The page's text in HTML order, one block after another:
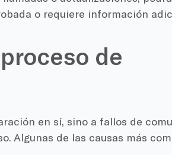
o requiere información
de
en sí, sino a fallos de
Algunas de las causas más